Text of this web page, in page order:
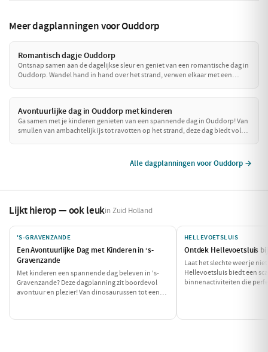
Meer dagplanningen voor Ouddorp
Romantisch dagje Ouddorp
Ontsnap samen aan de dagelijkse sleur en geniet van een romantische dag in
Ouddorp. Wandel hand in hand over het strand, verwen elkaar met een
Avontuurlijke dag in Ouddorp met kinderen
Ga samen met je kinderen genieten van een spannende dag in Ouddorp! Van
smullen van ambachtelijk ijs tot ravotten op het strand, deze dag biedt volop
Alle dagplanningen voor Ouddorp →
Lijkt hierop — ook leukin Zuid Holland
'S-GRAVENZANDE
Een Avontuurlijke Dag met Kinderen in ‘s-
Gravenzande
Met kinderen een spannende dag beleven in 's-
Gravenzande? Deze dagplanning zit boordevol
avontuur en plezier! Van dinosaurussen tot een
HELLEVOETSLUIS
Ontdek Hellevoetsluis
Laat het slechte weer je
Hellevoetsluis biedt een
binnenactiviteiten die
gezellige dag binnenshuis!